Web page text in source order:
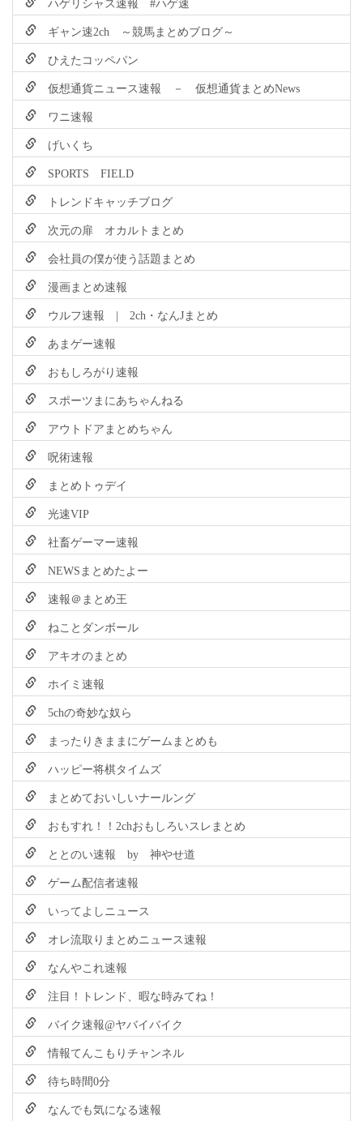
ギャン速2ch ～競馬まとめブログ～
ひえたコッペパン
仮想通貨ニュース速報 － 仮想通貨まとめNews
ワニ速報
げいくち
SPORTS FIELD
トレンドキャッチブログ
次元の扉 オカルトまとめ
会社員の僕が使う話題まとめ
漫画まとめ速報
ウルフ速報 | 2ch・なんJまとめ
あまゲー速報
おもしろがり速報
スポーツまにあちゃんねる
アウトドアまとめちゃん
呪術速報
まとめトゥデイ
光速VIP
社畜ゲーマー速報
NEWSまとめたよー
速報＠まとめ王
ねことダンボール
アキオのまとめ
ホイミ速報
5chの奇妙な奴ら
まったりきままにゲームまとめも
ハッピー将棋タイムズ
まとめておいしいナールング
おもすれ！！2chおもしろいスレまとめ
ととのい速報 by 神やせ道
ゲーム配信者速報
いってよしニュース
オレ流取りまとめニュース速報
なんやこれ速報
注目！トレンド、暇な時みてね！
バイク速報@ヤバイバイク
情報てんこもりチャンネル
待ち時間0分
なんでも気になる速報